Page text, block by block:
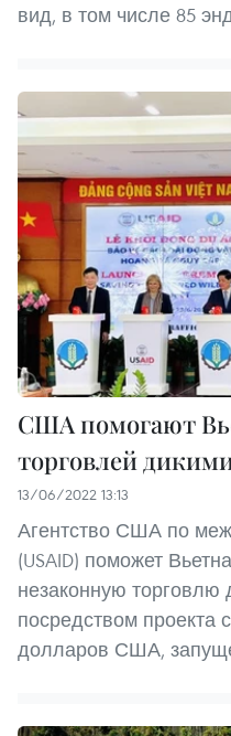
вид, в том числе 85
США помогают
торговлей
13/06/2022 13:13
Агентство США по
(USAID) поможет
незаконную
посредством проекта
долларов США,